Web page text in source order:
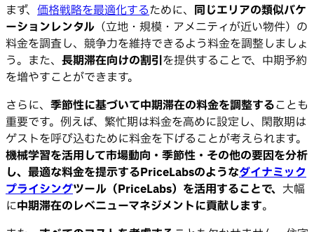
まず、 価格戦略を最適化するために、 同じエリアの類似バケ
ーションレンタル （立地・規模・アメニティが近い物件）の
料金を調査し、競争力を維持できるよう料金を調整しましょ
う。また、 長期滞在向けの割引を提供することで、中期予約
を増やすことができます。
さらに、 季節性に基づいて中期滞在の料金を調整することも
重要です。例えば、繁忙期は料金を高めに設定し、閑散期は
ゲストを呼び込むために料金を下げることが考えられます。
機械学習を活用して市場動向・季節性・その他の要因を分析
し、最適な料金を提示するPriceLabsのようなダイナミック
プライシングツール（PriceLabs）を活用することで、 大幅
に中期滞在のレベニューマネジメントに貢献します。